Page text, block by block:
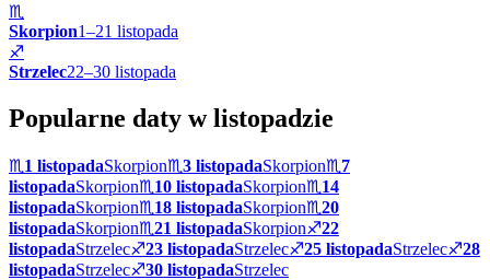
♏
Skorpion1–21 listopada
♐
Strzelec22–30 listopada
Popularne daty wlistopadzie
♏ 1 listopadaSkorpion♏3 listopadaSkorpion♏ 7
listopadaSkorpion♏ 10 listopadaSkorpion♏ 14
listopadaSkorpion♏ 18 listopadaSkorpion♏20
listopadaSkorpion♏21 listopadaSkorpion♐22
listopadaStrzelec♐23 listopadaStrzelec♐25 listopadaStrzelec♐28
listopadaStrzelec♐30 listopadaStrzelec